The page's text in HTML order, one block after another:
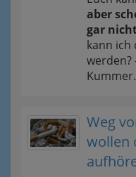
aber
gar
kann ich
werden?
Kummer.
Weg
wollen